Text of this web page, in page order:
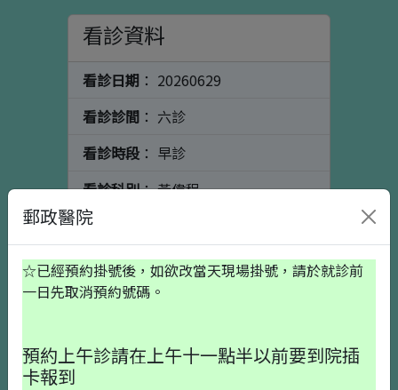
看診資料
看診日期 ： 20260629
看診診間 ： 六診
看診時段 ： 早診
看診科別： 黃偉程
看診醫師
個人資料 初診請按這裡
郵政醫院
☆已經預約掛號後，如欲改當天現場掛號，請於就診前
一日先取消預約號碼。
預約上午診請在上午十一點半以前要到院插
卡報到